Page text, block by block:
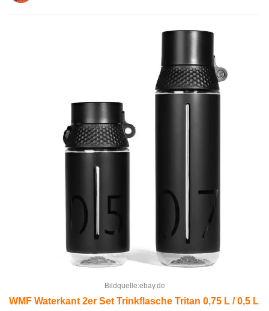
Bildquelle:ebay.de
WMF Waterkant 2er Set Trinkflasche Tritan 0,75 L / 0,5 L